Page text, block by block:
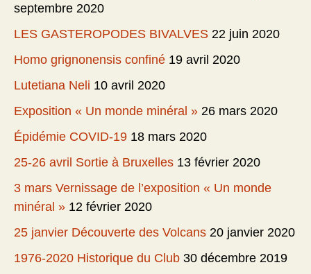
septembre 2020
LES GASTEROPODES BIVALVES 22 juin 2020
Homo grignonensis confiné 19 avril 2020
Lutetiana Neli 10 avril 2020
Exposition « Un monde minéral » 26 mars 2020
Épidémie COVID-19 18 mars 2020
25-26 avril Sortie à Bruxelles 13 février 2020
3 mars Vernissage de l’exposition « Un monde
minéral » 12 février 2020
25 janvier Découverte des Volcans 20 janvier 2020
1976-2020 Historique du Club 30 décembre 2019